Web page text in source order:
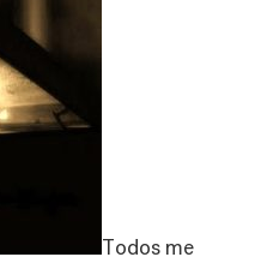
Todos me